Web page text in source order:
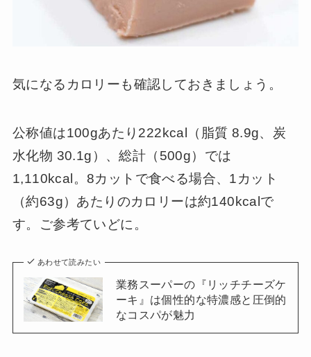
気になるカロリーも確認しておきましょう。
公称値は100gあたり222kcal（脂質 8.9g、炭
水化物 30.1g）、総計（500g）では
1,110kcal。8カットで食べる場合、1カット
（約63g）あたりのカロリーは約140kcalで
す。ご参考ていどに。
あわせて読みたい
業務スーパーの『リッチチーズケ
ーキ』は個性的な特濃感と圧倒的
なコスパが魅力